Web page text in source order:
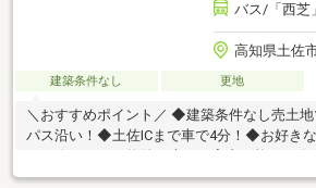
バス/「西芝
高知県土佐
建築条件なし 更地
＼おすすめポイント／ ◆建築条件なし売土地です！◆土佐市バイ
パス沿い！◆土佐ICまで車で4分！◆お好きな
ーン相談も無料で承ります♪物件が気になっ